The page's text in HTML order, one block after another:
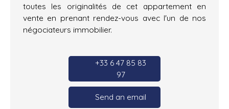
toutes les originalités de cet appartement en
vente en prenant rendez-vous avec l'un de nos
négociateurs immobilier.
+33 6 47 85 83
97
Send an email